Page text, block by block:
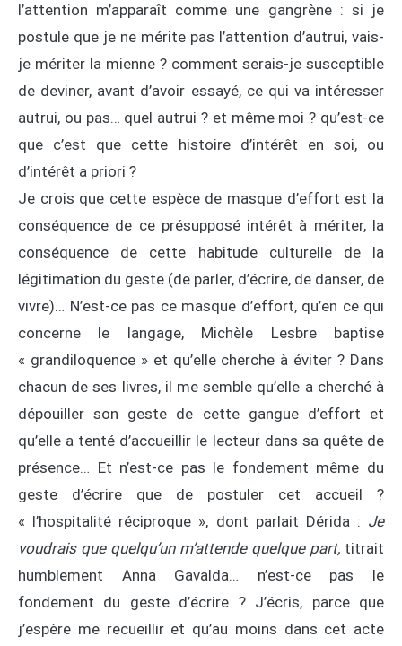
l’attention m’apparaît comme une gangrène : si je
postule que je ne mérite pas l’attention d’autrui, vais-
je mériter la mienne ? comment serais-je susceptible
de deviner, avant d’avoir essayé, ce qui va intéresser
autrui, ou pas… quel autrui ? et même moi ? qu’est-ce
que c’est que cette histoire d’intérêt en soi, ou
d’intérêt a priori ?
Je crois que cette espèce de masque d’effort est la
conséquence de ce présupposé intérêt à mériter, la
conséquence de cette habitude culturelle de la
légitimation du geste (de parler, d’écrire, de danser, de
vivre)… N’est-ce pas ce masque d’effort, qu’en ce qui
concerne le langage, Michèle Lesbre baptise
« grandiloquence » et qu’elle cherche à éviter ? Dans
chacun de ses livres, il me semble qu’elle a cherché à
dépouiller son geste de cette gangue d’effort et
qu’elle a tenté d’accueillir le lecteur dans sa quête de
présence… Et n’est-ce pas le fondement même du
geste d’écrire que de postuler cet accueil ?
« l’hospitalité réciproque », dont parlait Dérida : Je
voudrais que quelqu’un m’attende quelque part, titrait
humblement Anna Gavalda… n’est-ce pas le
fondement du geste d’écrire ? J’écris, parce que
j’espère me recueillir et qu’au moins dans cet acte